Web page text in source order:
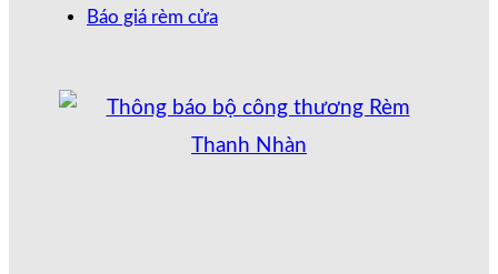
Báo giá rèm cửa